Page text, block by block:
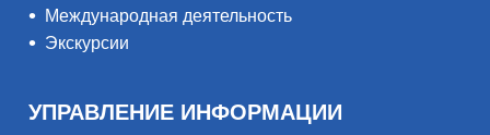
Международная деятельность
Экскурсии
УПРАВЛЕНИЕ ИНФОРМАЦИИ